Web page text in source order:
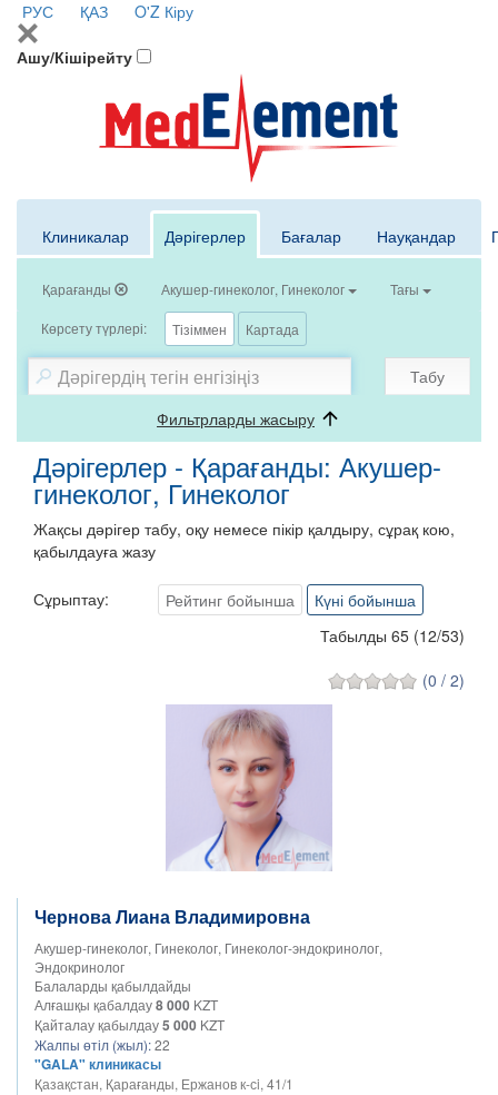
РУС ҚАЗ O'Z Кіру
Ашу/Кішірейту
Клиникалар Дәрігерлер Бағалар Науқандар
Қарағанды Акушер-гинеколог, Гинеколог Тағы
Көрсету түрлері: Тізіммен Картада
Табу
Фильтрларды жасыру
Дәрігерлер - Қарағанды: Акушер-
гинеколог, Гинеколог
Жақсы дәрігер табу, оқу немесе пікір қалдыру, сұрақ кою,
қабылдауға жазу
Сұрыптау: Рейтинг бойынша
Күні бойынша
Табылды 65 (12/53)
(0 / 2)
Чернова Лиана Владимировна
Акушер-гинеколог, Гинеколог, Гинеколог-эндокринолог,
Эндокринолог
Балаларды қабылдайды
Алғашқы қабалдау8 000 KZT
Қайталау қабылдау5 000 KZT
Жалпы өтіл (жыл):22
"GALA" клиникасы
Қазақстан, Қарағанды, Ержанов к-сi, 41/1